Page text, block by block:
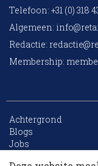
Telefoon: +31 (0) 318
Algemeen:
Redactie:
Membership:
Achtergrond
Blogs
Jobs
10